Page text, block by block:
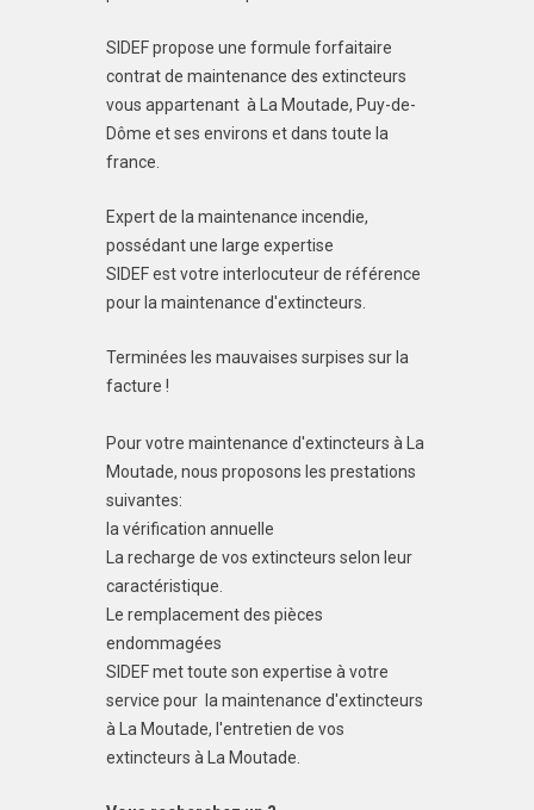
SIDEF propose une formule forfaitaire
contrat de maintenance des extincteurs
vous appartenant à La Moutade, Puy-de-
Dôme et ses environs et dans toute la
france.
Expert de la maintenance incendie,
possédant une large expertise
SIDEF est votre interlocuteur de référence
pour la maintenance d'extincteurs.
Terminées les mauvaises surpises sur la
facture !
Pour votre maintenance d'extincteurs à La
Moutade, nous proposons les prestations
suivantes:
la vérification annuelle
La recharge de vos extincteurs selon leur
caractéristique.
Le remplacement des pièces
endommagées
SIDEF met toute son expertise à votre
service pour la maintenance d'extincteurs
à La Moutade, l'entretien de vos
extincteurs à La Moutade.